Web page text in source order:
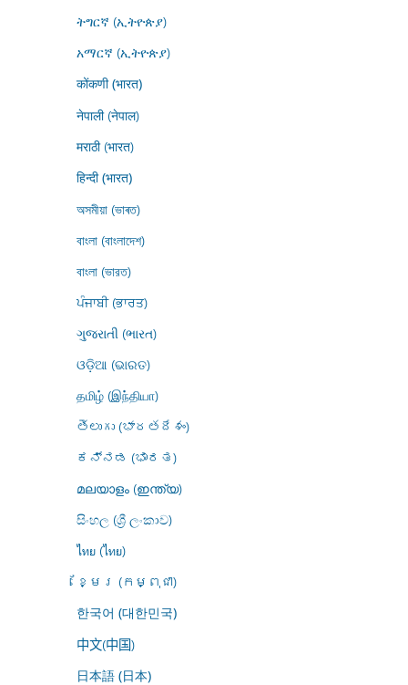
ትግርኛ (ኢትዮጵያ)
አማርኛ (ኢትዮጵያ)
कोंकणी (भारत)
नेपाली (नेपाल)
मराठी (भारत)
हिन्दी (भारत)
অসমীয়া (ভাৰত)
বাংলা (বাংলাদেশ)
বাংলা (ভারত)
ਪੰਜਾਬੀ (ਭਾਰਤ)
ગુજરાતી (ભારત)
ଓଡ଼ିଆ (ଭାରତ)
தமிழ் (இந்தியா)
తెలుగు (భారతదేశం)
ಕನ್ನಡ (ಭಾರತ)
മലയാളം (ഇന്ത്യ)
සිංහල (ශ්‍රී ලංකාව)
ไทย (ไทย)
ខ្មែរ (កម្ពុជា)
한국어 (대한민국)
中文(中国)
日本語 (日本)